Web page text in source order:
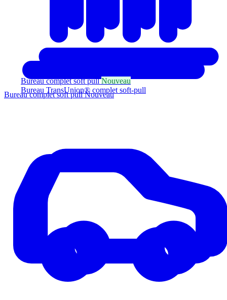
Bureau complet soft pullNouveau
Bureau TransUnion® complet soft-pull
Bureau complet soft pullNouveau